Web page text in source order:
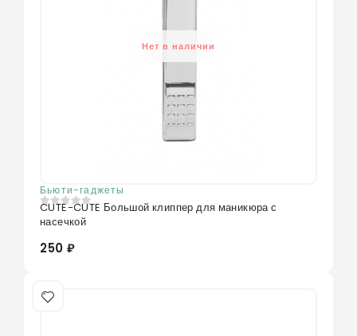
Нет в наличии
Бьюти-гаджеты
0из 5
CUTE-CUTE Большой клиппер для маникюра с
насечкой
250 ₽